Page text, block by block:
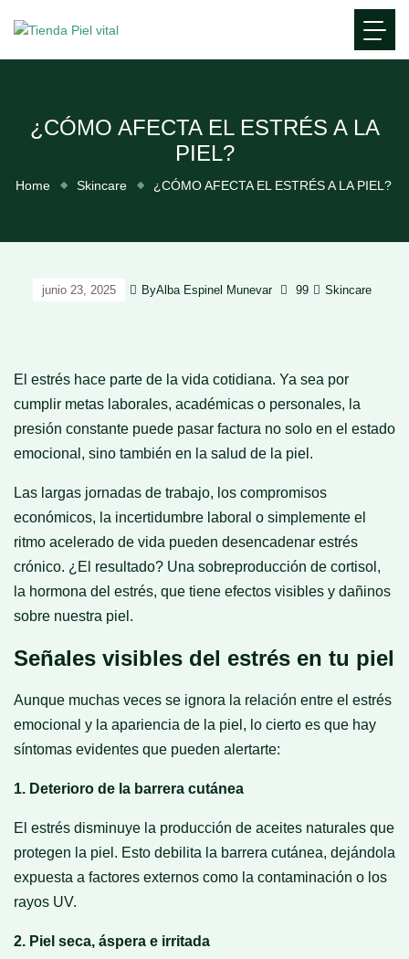
¿CÓMO AFECTA EL ESTRÉS A LA
PIEL?
Home Skincare ¿CÓMO AFECTA EL ESTRÉS A LA PIEL?
junio 23, 2025 ByAlba Espinel Munevar 99 Skincare
El estrés hace parte de la vida cotidiana. Ya sea por
cumplir metas laborales, académicas o personales, la
presión constante puede pasar factura no solo en el estado
emocional, sino también en la salud de la piel.
Las largas jornadas de trabajo, los compromisos
económicos, la incertidumbre laboral o simplemente el
ritmo acelerado de vida pueden desencadenar estrés
crónico. ¿El resultado? Una sobreproducción de cortisol,
la hormona del estrés, que tiene efectos visibles y dañinos
sobre nuestra piel.
Señales visibles del estrés en tu piel
Aunque muchas veces se ignora la relación entre el estrés
emocional y la apariencia de la piel, lo cierto es que hay
síntomas evidentes que pueden alertarte:
1. Deterioro de la barrera cutánea
El estrés disminuye la producción de aceites naturales que
protegen la piel. Esto debilita la barrera cutánea, dejándola
expuesta a factores externos como la contaminación o los
rayos UV.
2. Piel seca, áspera e irritada